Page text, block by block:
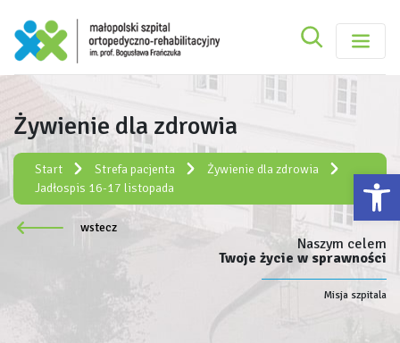
Małopolski Szpital Ortopedyczno-Szukaj
Szukaj
Żywienie dla zdrowia
Start Strefa pacjenta
Żywienie dla zdrowia
Jadłospis 16-17 listopada
wstecz
Naszym celem
Twoje życie w sprawności
Misja szpitala